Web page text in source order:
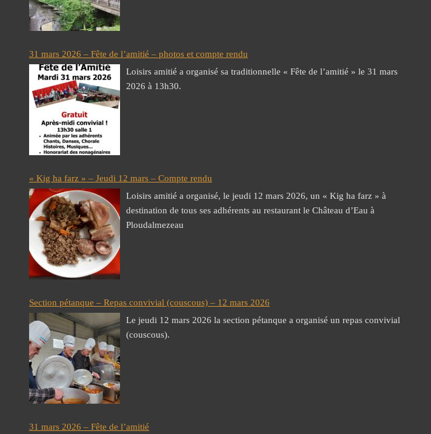
31 mars 2026 – Fête de l’amitié – photos et compte rendu
Loisirs amitié a organisé sa traditionnelle « Fête de l’amitié » le 31 mars
2026 à 13h30.
« Kig ha farz » – Jeudi 12 mars – Compte rendu
Loisirs amitié a organisé, le jeudi 12 mars 2026, un « Kig ha farz » à
destination de tous ses adhérents au restaurant le Château d’Eau à
Ploudalmezeau
Section pétanque – Repas convivial (couscous) – 12 mars 2026
Le jeudi 12 mars 2026 la section pétanque a organisé un repas convivial
(couscous).
31 mars 2026 – Fête de l’amitié